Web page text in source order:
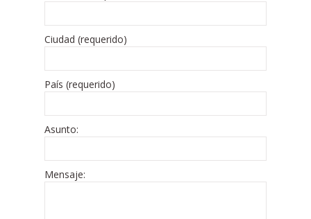
Ciudad (requerido)
País (requerido)
Asunto:
Mensaje: